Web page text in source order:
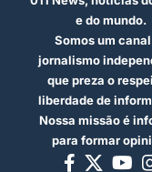
e do mundo.
Somos um
jornalismo
que preza o
liberdade de
Nossa missão é
para formar